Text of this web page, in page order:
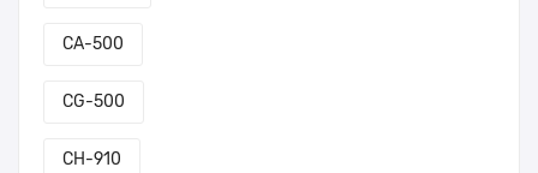
CA-500
CG-500
CH-910